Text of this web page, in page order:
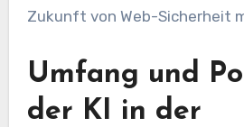
Zukunft von Web-Sicherheit
Umfang und
der KI in der